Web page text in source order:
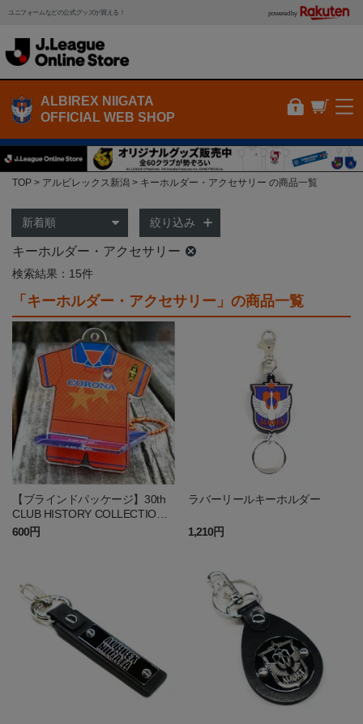
ユニフォームなどの公式グッズが買える！ powered by
ALBIREX NIIGATA
OFFICIAL WEB SHOP
TOP アルビレックス新潟 キーホルダー・アクセサリー の商品一覧
絞り込み
キーホルダー・アクセサリー
検索結果：15件
「キーホルダー・アクセサリー」の商品一覧
【ブラインドパッケージ】30th
CLUB HISTORY COLLECTION
アクリルスタンド
600円
ラバーリールキーホルダー
1,210円